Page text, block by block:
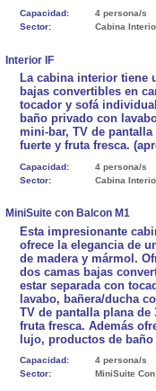
Capacidad:
4 persona/s
Sector:
Cabina
Interior IF
La cabina interior tiene
bajas convertibles en
tocador y sofá
baño privado con
mini-bar, TV de
fuerte y fruta fresca.
Capacidad:
4 persona/s
Sector:
Cabina
MiniSuite con Balcon M1
Esta impresionante
ofrece la elegancia de
de madera y mármol.
dos camas bajas
estar separada con
lavabo, bañera/ducha
TV de pantalla plana
fruta fresca. Además
lujo, productos de baño
Capacidad:
4 persona/s
Sector:
MiniSuite